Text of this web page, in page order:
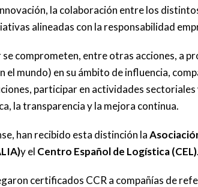
la colaboración entre los
alineadas con la responsabilidad
comprometen, entre otras acciones, a
el mundo) en su ámbito de influencia,
participar en actividades
la transparencia y la mejora continua.
han recibido esta distinción la
y el Centro Español de Logística (CEL).
certificados CCR a compañías de